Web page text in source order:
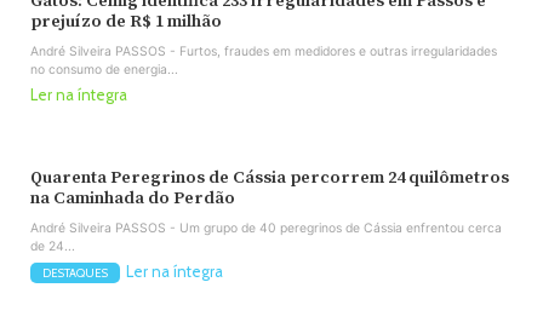
prejuízo de R$ 1 milhão
André Silveira PASSOS - Furtos, fraudes em medidores e outras irregularidades
no consumo de energia...
Ler na íntegra
Quarenta Peregrinos de Cássia percorrem 24 quilômetros
na Caminhada do Perdão
André Silveira PASSOS - Um grupo de 40 peregrinos de Cássia enfrentou cerca
de 24...
DESTAQUES Ler na íntegra